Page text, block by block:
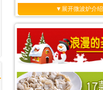
▼展开微波炉介绍